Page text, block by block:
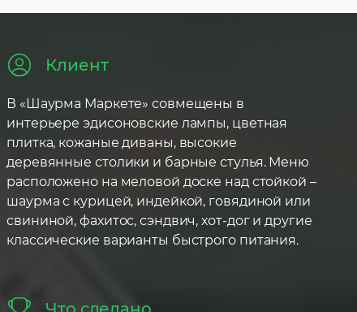
Поиск по товарам
Консультация маркетолога
Аналитика
кампаний
Консультация директолога
Курсы контекстной рекламы
Стратегия развития бизнеса
Клиент
В «Шаурма Маркете» совмещены в
интерьере эдисоновские лампы, цветная
плитка, кожаные диваны, высокие
деревянные столики и барные стулья. Меню
расположено на меловой доске над стойкой –
шаурма с курицей, индейкой, говядиной или
свининой, фахитос, сэндвич, хот-дог и другие
классические варианты быстрого питания.